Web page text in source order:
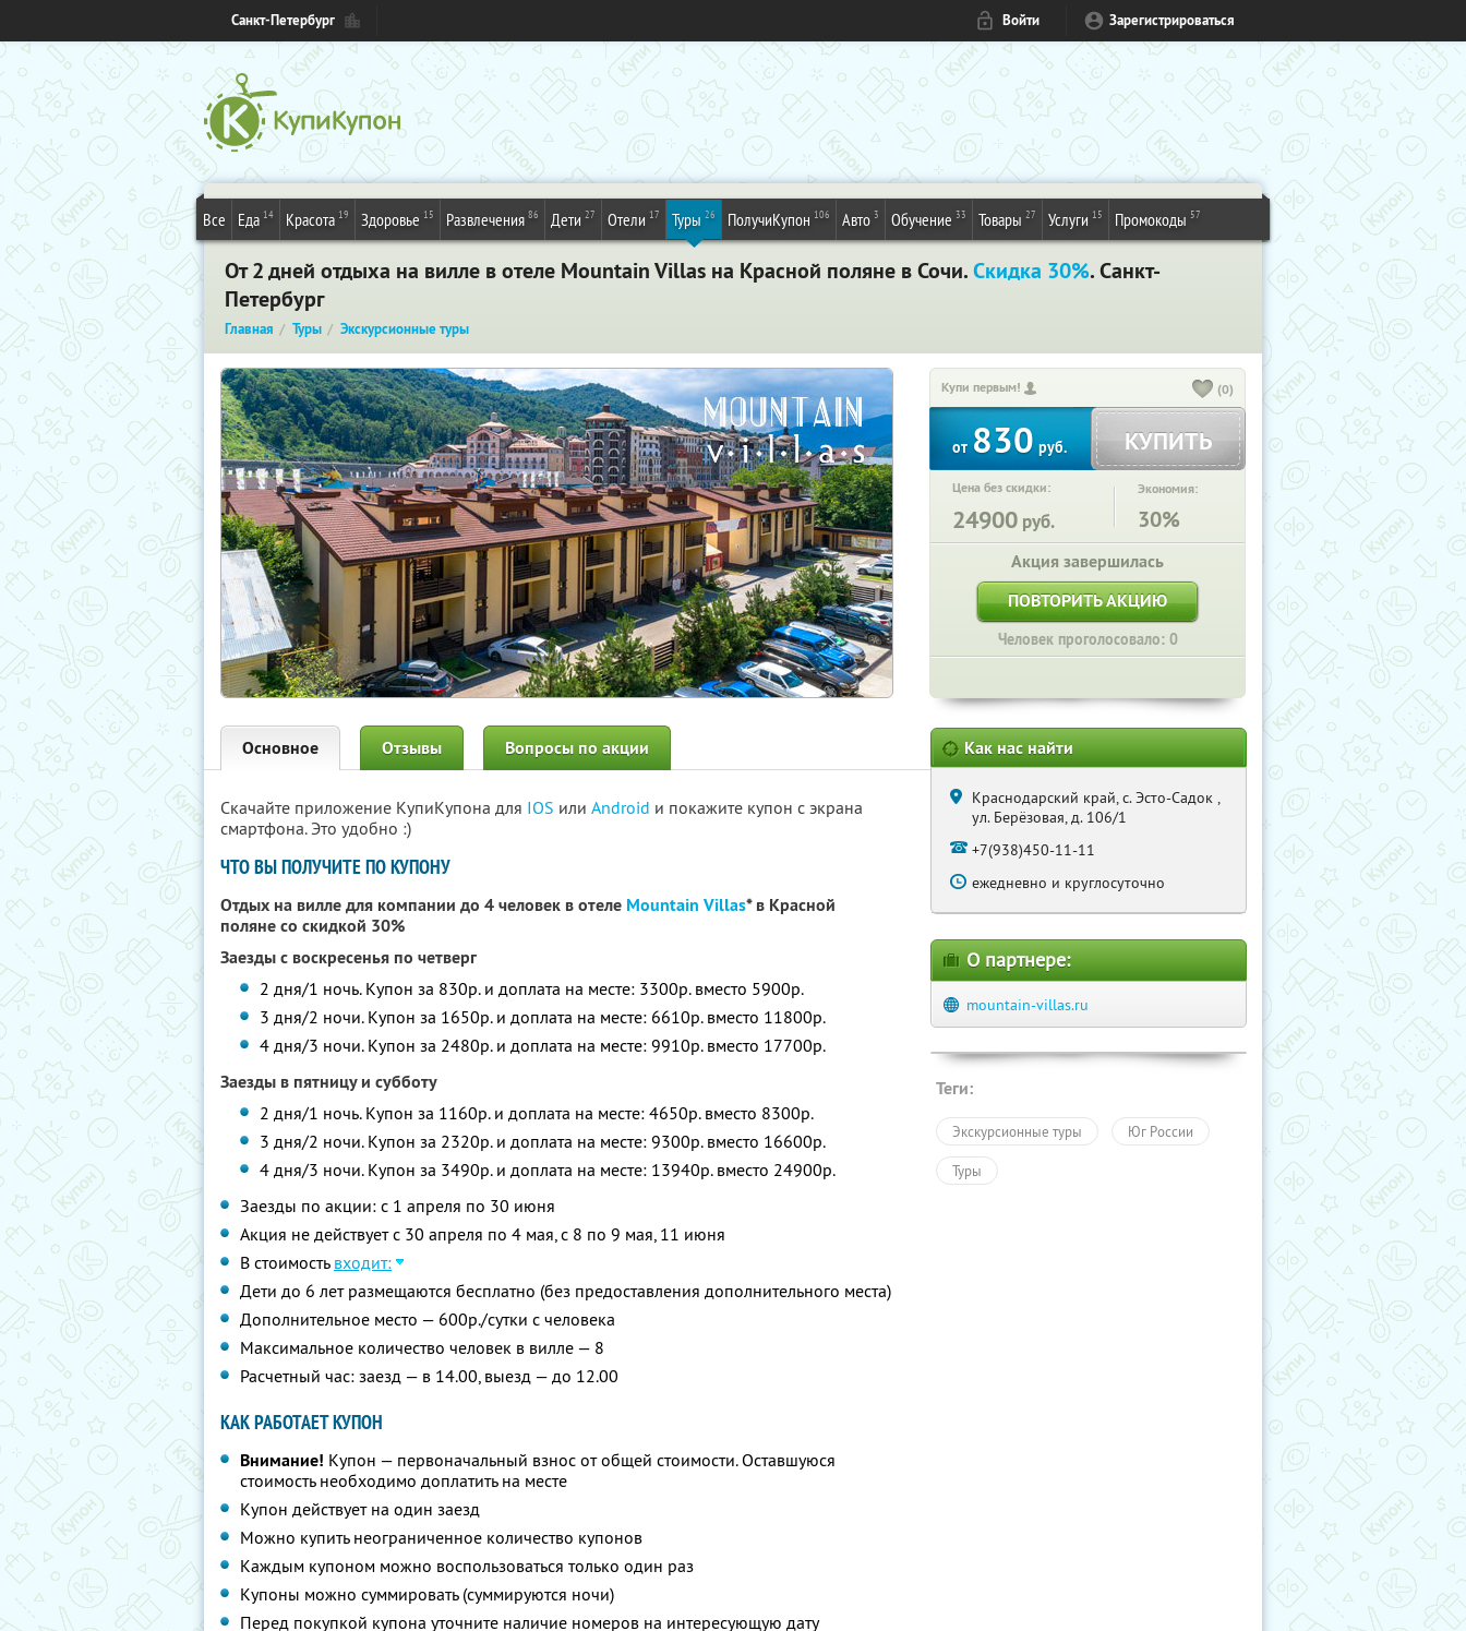
Санкт-Петербург Войти Зарегистрироваться
Все Еда 14 Красота 19 Здоровье 15 Развлечения 86 Дети 27 Отели 17 Туры 26 ПолучиКупон 106 Авто 3 Обучение 33 Товары 27 Услуги 15 Промокоды 57
От 2 дней отдыха на вилле в отеле Mountain Villas на Красной поляне в Сочи.Скидка 30%. Санкт-
Петербург
Главная Туры Экскурсионные туры
Купи первым! (0)
от830руб. КУПИТЬ
Цена без скидки:
24900 руб.
Экономия:
30%
Акция завершилась
ПОВТОРИТЬ АКЦИЮ
Человек проголосовало: 0
Основное Отзывы Вопросы по акции
Скачайте приложение КупиКупона для IOS или Android и покажите купон с экрана
смартфона. Это удобно :)
ЧТО ВЫ ПОЛУЧИТЕ ПО КУПОНУ
Отдых на вилле для компании до 4 человек в отеле Mountain Villas* в Красной
поляне со скидкой 30%
Заезды с воскресенья по четверг
2 дня/1 ночь. Купон за 830р. и доплата на месте: 3300р. вместо 5900р.
3 дня/2 ночи. Купон за 1650р. и доплата на месте: 6610р. вместо 11800р.
4 дня/3 ночи. Купон за 2480р. и доплата на месте: 9910р. вместо 17700р.
Заезды в пятницу и субботу
2 дня/1 ночь. Купон за 1160р. и доплата на месте: 4650р. вместо 8300р.
3 дня/2 ночи. Купон за 2320р. и доплата на месте: 9300р. вместо 16600р.
4 дня/3 ночи. Купон за 3490р. и доплата на месте: 13940р. вместо 24900р.
Заезды по акции: с 1 апреля по 30 июня
Акция не действует с 30 апреля по 4 мая, с 8 по 9 мая, 11 июня
В стоимость входит:
Дети до 6 лет размещаются бесплатно (без предоставления дополнительного места)
Дополнительное место — 600р./сутки с человека
Максимальное количество человек в вилле — 8
Расчетный час: заезд — в 14.00, выезд — до 12.00
КАК РАБОТАЕТ КУПОН
Внимание! Купон — первоначальный взнос от общей стоимости. Оставшуюся
стоимость необходимо доплатить на месте
Купон действует на один заезд
Можно купить неограниченное количество купонов
Каждым купоном можно воспользоваться только один раз
Купоны можно суммировать (суммируются ночи)
Перед покупкой купона уточните наличие номеров на интересующую дату
Как нас найти
Краснодарский край, с. Эсто-Садок ,
ул. Берёзовая, д. 106/1
+7(938)450-11-11
ежедневно и круглосуточно
О партнере:
mountain-villas.ru
Теги:
Экскурсионные туры Юг России
Туры